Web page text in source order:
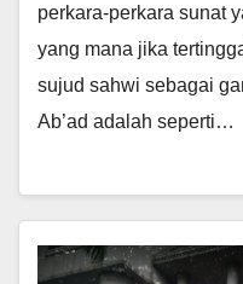
perkara-perkara sunat
yang mana jika
sujud sahwi sebagai
Ab’ad adalah seperti…